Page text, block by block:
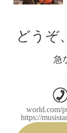
どうぞ
急
world.com/
https://